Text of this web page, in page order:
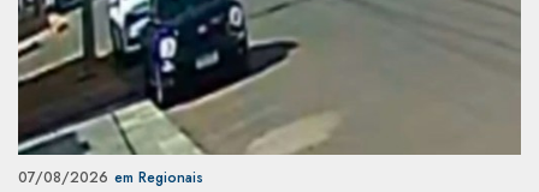
07/08/2026 em Regionais